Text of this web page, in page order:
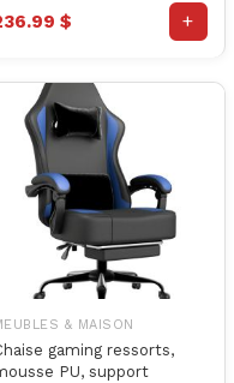
$ +
& MAISON
gaming ressorts,
PU, support